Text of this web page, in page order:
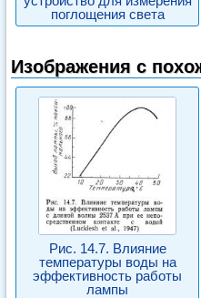
поглощения света
Изображения с
Рис. 14.7. Влияние
температуры воды на
эффективность работы
лампы